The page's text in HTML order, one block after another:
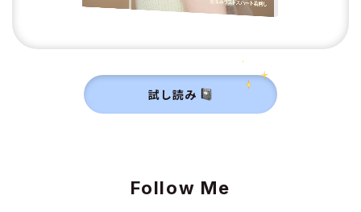
試し読み
Follow Me